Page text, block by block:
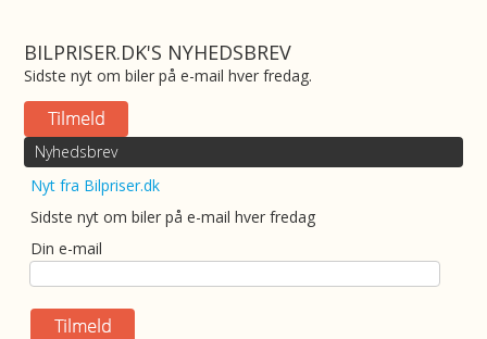
BILPRISER.DK'S NYHEDSBREV
Sidste nyt om biler på e-mail hver fredag.
Nyhedsbrev
Nyt fra Bilpriser.dk
Sidste nyt om biler på e-mail hver fredag
Din e-mail